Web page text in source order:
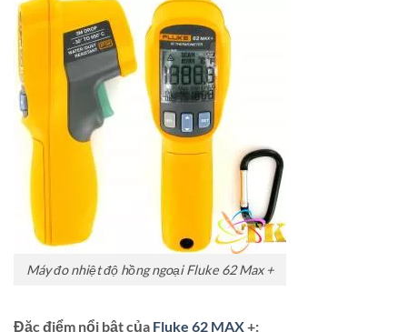
Máy đo nhiệt độ hồng ngoại Fluke 62 Max +
Đặc điểm nổi bật của Fluke 62 MAX+: